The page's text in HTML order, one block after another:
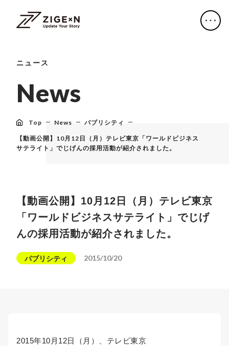
ニュース
News
Top News パブリシティ
【動画公開】10月12日（月）テレビ東京「ワールドビジネス
サテライト」でじげんの採用活動が紹介されました。
【動画公開】10月12日（月）テレビ東京
「ワールドビジネスサテライト」でじげ
んの採用活動が紹介されました。
パブリシティ 2015/10/20
2015年10月12日（月）、テレビ東京